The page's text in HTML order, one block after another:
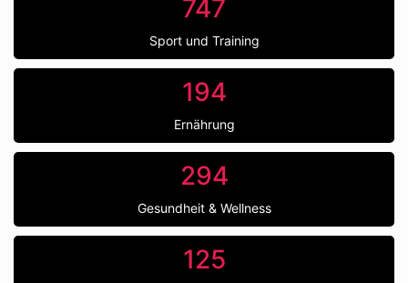
747
Sport und Training
194
Ernährung
294
Gesundheit & Wellness
125